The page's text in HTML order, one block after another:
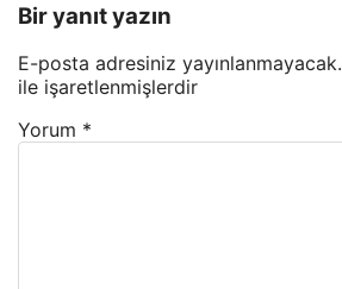
Bir yanıt yazın
E-posta adresiniz yayınlanmayacak.
ile işaretlenmişlerdir
Yorum *